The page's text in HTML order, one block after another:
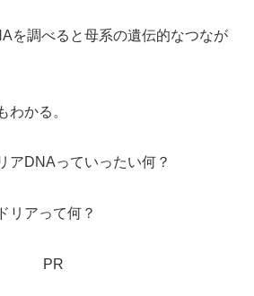
を調べると母系の遺伝的なつなが
かる。
DNAっていったい何？
リアって何？
PR